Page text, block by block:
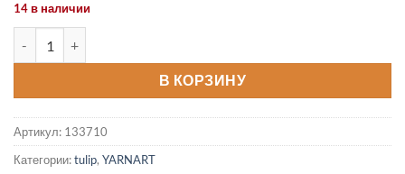
14 в наличии
В КОРЗИНУ
Артикул: 133710
Категории:tulip, YARNART